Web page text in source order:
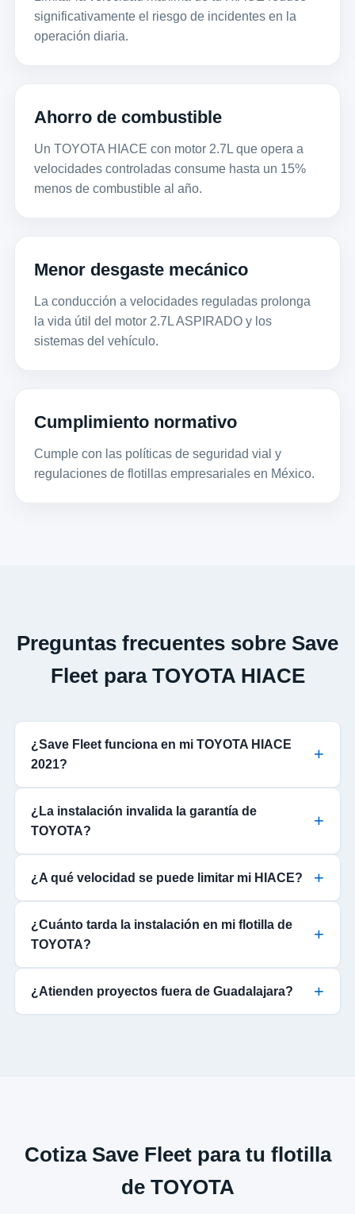
significativamente el riesgo de incidentes en la
operación diaria.
Ahorro de combustible
Un TOYOTA HIACE con motor 2.7L que opera a
velocidades controladas consume hasta un 15%
menos de combustible al año.
Menor desgaste mecánico
La conducción a velocidades reguladas prolonga
la vida útil del motor 2.7L ASPIRADO y los
sistemas del vehículo.
Cumplimiento normativo
Cumple con las políticas de seguridad vial y
regulaciones de flotillas empresariales en México.
Preguntas frecuentes sobre Save
Fleet para TOYOTA HIACE
¿Save Fleet funciona en mi TOYOTA HIACE
2021?
¿La instalación invalida la garantía de
TOYOTA?
¿A qué velocidad se puede limitar mi HIACE?
¿Cuánto tarda la instalación en mi flotilla de
TOYOTA?
¿Atienden proyectos fuera de Guadalajara?
Cotiza Save Fleet para tu flotilla
de TOYOTA